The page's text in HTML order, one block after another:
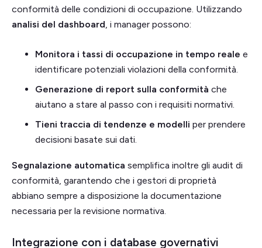
conformità delle condizioni di occupazione. Utilizzando
analisi del dashboard, i manager possono:
Monitora i tassi di occupazione in tempo reale e
identificare potenziali violazioni della conformità.
Generazione di report sulla conformità che
aiutano a stare al passo con i requisiti normativi.
Tieni traccia di tendenze e modelli per prendere
decisioni basate sui dati.
Segnalazione automatica semplifica inoltre gli audit di
conformità, garantendo che i gestori di proprietà
abbiano sempre a disposizione la documentazione
necessaria per la revisione normativa.
Integrazione con i database governativi